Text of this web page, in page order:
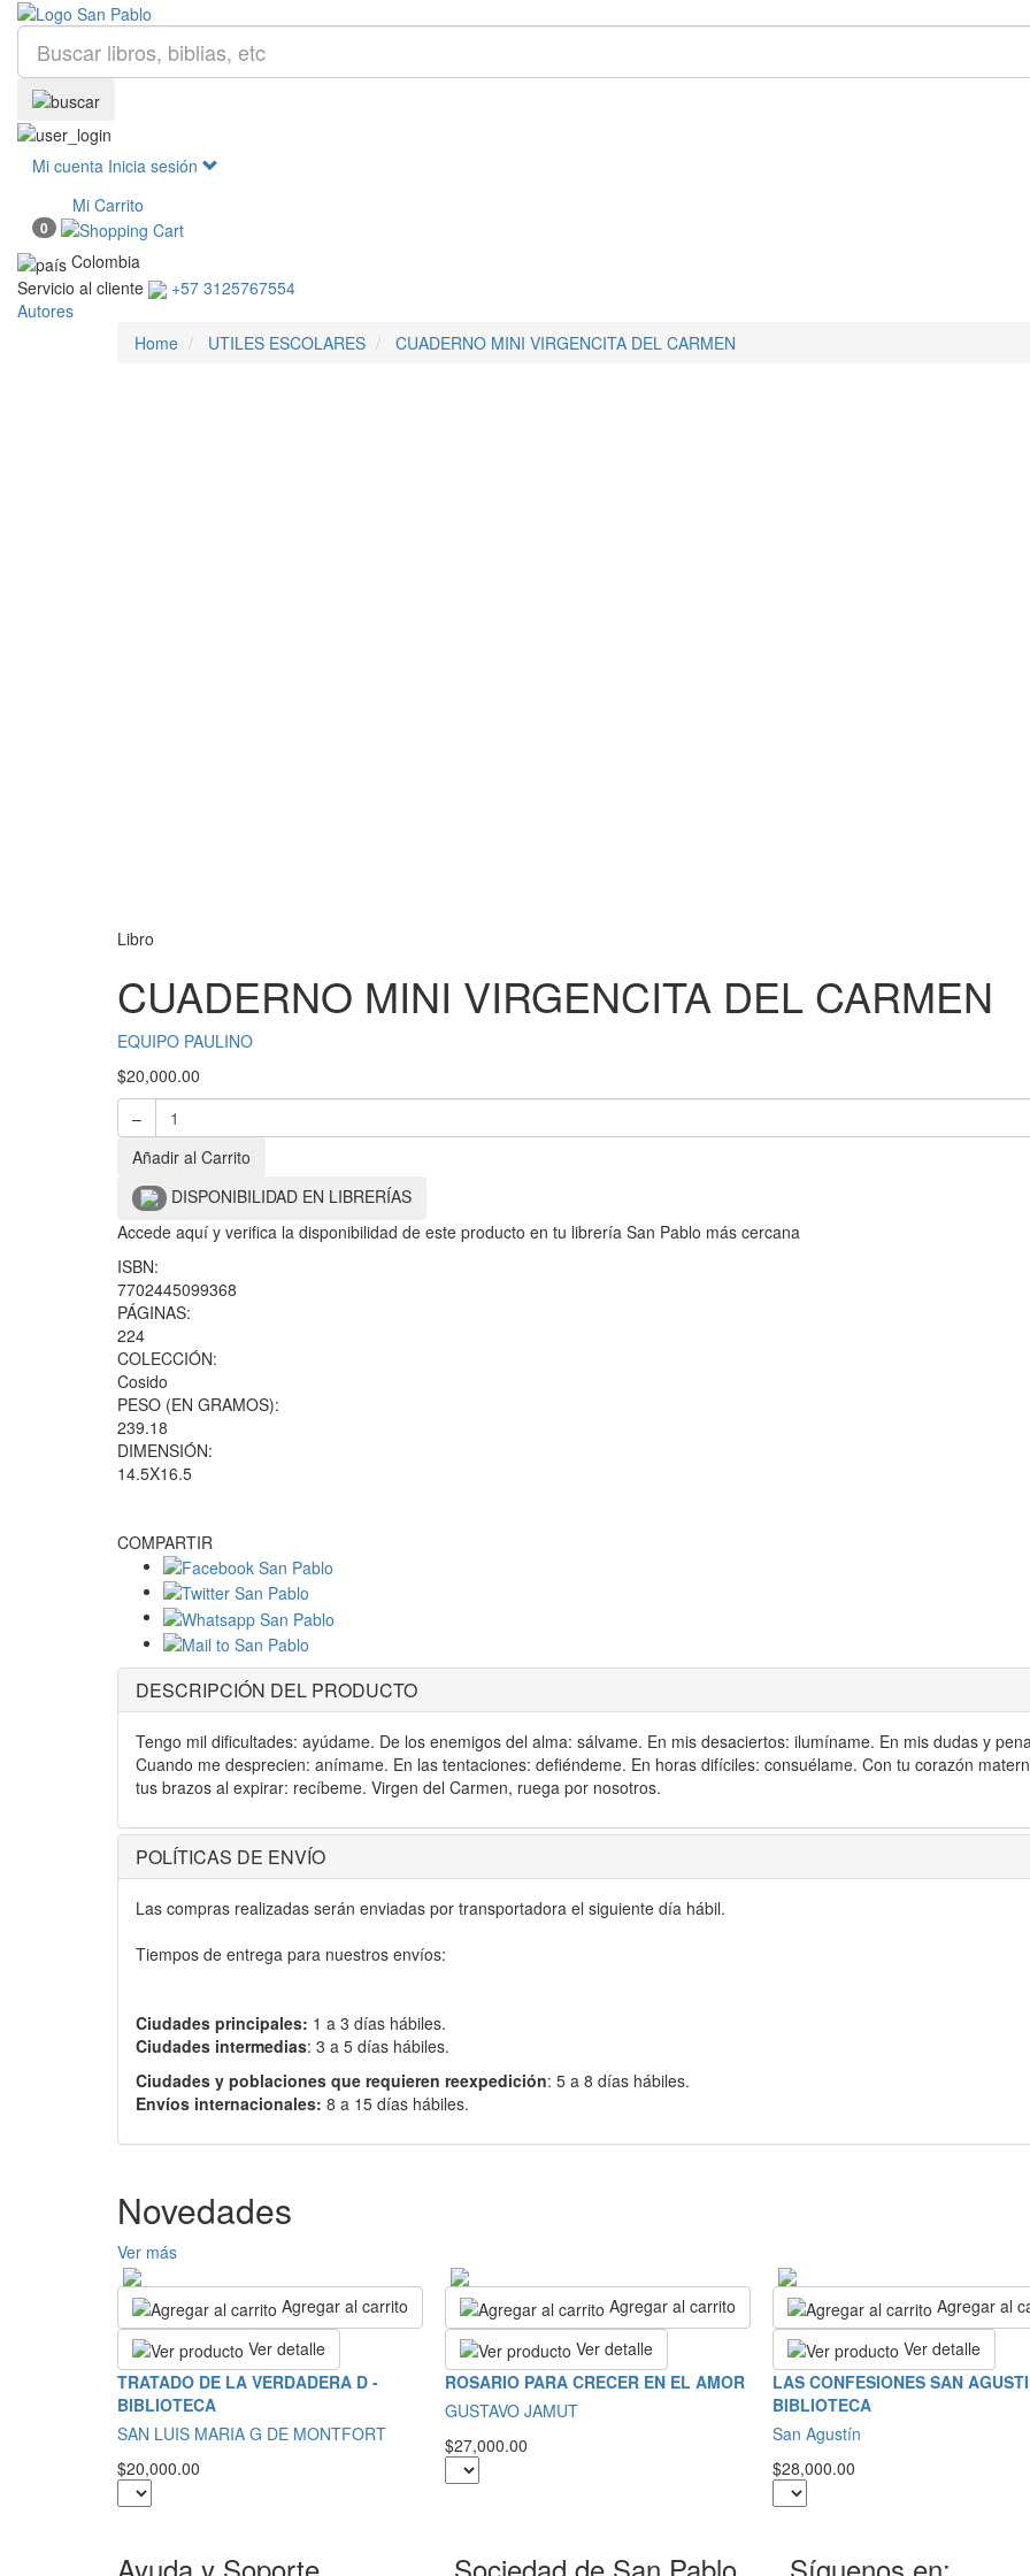
Mi cuenta Inicia sesión
Mi Carrito
0
Colombia
Servicio al cliente
+57 3125767554
Autores
Home
UTILES ESCOLARES CUADERNO MINI VIRGENCITA DEL CARMEN
Libro
CUADERNO MINI VIRGENCITA DEL CARMEN
EQUIPO PAULINO
$20,000.00
–
Añadir al Carrito
DISPONIBILIDAD EN LIBRERÍAS
Accede aquí y verifica la disponibilidad de este producto en tu librería San Pablo más cercana
ISBN:
7702445099368
PÁGINAS:
224
COLECCIÓN:
Cosido
PESO (EN GRAMOS):
239.18
DIMENSIÓN:
14.5X16.5
COMPARTIR
DESCRIPCIÓN DEL PRODUCTO
Tengo mil dificultades: ayúdame. De los enemigos del alma: sálvame. En mis desaciertos: ilumíname. En mis dudas y
Cuando me desprecien: anímame. En las tentaciones: defiéndeme. En horas difíciles: consuélame. Con tu corazón
tus brazos al expirar: recíbeme. Virgen del Carmen, ruega por nosotros.
POLÍTICAS DE ENVÍO
Las compras realizadas serán enviadas por transportadora el siguiente día hábil.
Tiempos de entrega para nuestros envíos:
Ciudades principales: 1 a 3 días hábiles.
Ciudades intermedias: 3 a 5 días hábiles.
Ciudades y poblaciones que requieren reexpedición: 5 a 8 días hábiles.
Envíos internacionales: 8 a 15 días hábiles.
Novedades
Ver más
Agregar al carrito
Ver detalle
TRATADO DE LA VERDADERA D -
BIBLIOTECA
SAN LUIS MARIA G DE MONTFORT
$20,000.00
Agregar al carrito
Ver detalle
ROSARIO PARA CRECER EN EL AMOR
GUSTAVO JAMUT
$27,000.00
Agregar al
Ver detalle
LAS CONFESIONES SAN
BIBLIOTECA
San Agustín
$28,000.00